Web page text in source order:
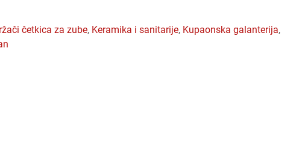
četkica za zube, keramika i sanitarije, kupaonska galanterija,